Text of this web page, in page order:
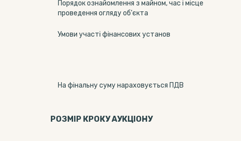
Порядок ознайомлення з майном, час і місце
проведення огляду об'єкта
Умови участі фінансових установ
На фінальну суму нараховується ПДВ
РОЗМІР КРОКУ АУКЦІОНУ